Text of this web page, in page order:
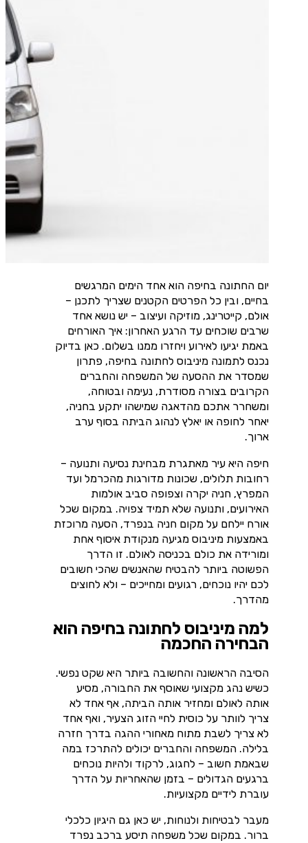
יום החתונה בחיפה הוא אחד הימים המרגשים
בחיים, ובין כל הפרטים הקטנים שצריך לתכנן –
אולם, קייטרינג, מוזיקה ועיצוב – יש נושא אחד
שרבים שוכחים עד הרגע האחרון: איך האורחים
באמת יגיעו לאירוע ויחזרו ממנו בשלום. כאן בדיוק
נכנס לתמונה מיניבוס לחתונה בחיפה, פתרון
שמסדר את ההסעה של המשפחה והחברים
הקרובים בצורה מסודרת, נעימה ובטוחה,
ומשחרר אתכם מהדאגה שמישהו יתקע בחניה,
יאחר לחופה או יאלץ לנהוג הביתה בסוף ערב
ארוך.
חיפה היא עיר מאתגרת מבחינת נסיעה ותנועה –
רחובות תלולים, שכונות מדורגות מהכרמל ועד
המפרץ, חניה יקרה וצפופה סביב אולמות
האירועים, ותנועה שלא תמיד צפויה. במקום שכל
אורח יילחם על מקום חניה בנפרד, הסעה מרוכזת
באמצעות מיניבוס מגיעה מנקודת איסוף אחת
ומורידה את כולם בכניסה לאולם. זו הדרך
הפשוטה ביותר להבטיח שהאנשים שהכי חשובים
לכם יהיו נוכחים, רגועים ומחייכים – ולא לחוצים
מהדרך.
למה מיניבוס לחתונה בחיפה הוא
הבחירה החכמה
הסיבה הראשונה והחשובה ביותר היא שקט נפשי.
כשיש נהג מקצועי שאוסף את החבורה, מסיע
אותה לאולם ומחזיר אותה הביתה, אף אחד לא
צריך לוותר על כוסית לחיי הזוג הצעיר, ואף אחד
לא צריך לשבת מתוח מאחורי ההגה בדרך חזרה
בלילה. המשפחה והחברים יכולים להתרכז במה
שבאמת חשוב – לחגוג, לרקוד ולהיות נוכחים
ברגעים הגדולים – בזמן שהאחריות על הדרך
עוברת לידיים מקצועיות.
מעבר לבטיחות ולנוחות, יש כאן גם היגיון כלכלי
ברור. במקום שכל משפחה תיסע ברכב נפרד